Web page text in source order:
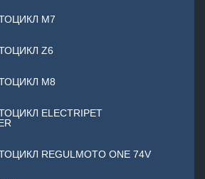
М7
Z6
М8
ELECTRIPET
REGULMOTO ONE 74V